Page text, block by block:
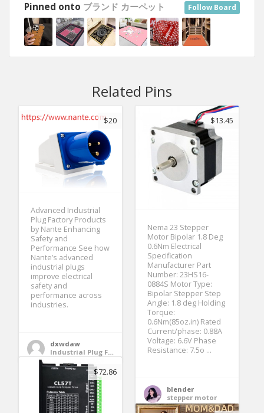
Follow Board
Pinned onto ブランド カーペット
Related Pins
$20
Advanced Industrial
Plug Factory Products
by Nante Enhancing
Safety and
Performance See how
Nante’s advanced
industrial plugs
improve electrical
safety and
performance across
industries.
dxwdaw
Industrial Plug Factory
$13.45
Nema 23 Stepper
Motor Bipolar 1.8 Deg
0.6Nm Electrical
Specification
Manufacturer Part
Number: 23HS16-
0884S Motor Type:
Bipolar Stepper Step
Angle: 1.8 deg Holding
Torque:
0.6Nm(85oz.in) Rated
Current/phase: 0.88A
Voltage: 6.6V Phase
Resistance: 7.5o ...
blender
stepper motor
$72.86